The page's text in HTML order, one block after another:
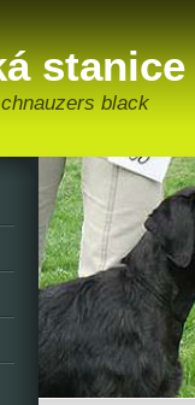
stanice
black